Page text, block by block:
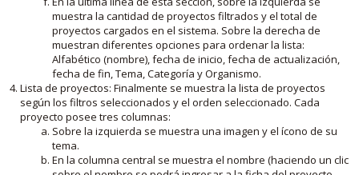
muestra la cantidad de proyectos filtrados y el total de
proyectos cargados en el sistema. Sobre la derecha de
muestran diferentes opciones para ordenar la lista:
Alfabético (nombre), fecha de inicio, fecha de actualización,
fecha de fin, Tema, Categoría y Organismo.
Lista de proyectos: Finalmente se muestra la lista de proyectos
según los filtros seleccionados y el orden seleccionado. Cada
proyecto posee tres columnas:
Sobre la izquierda se muestra una imagen y el ícono de su
tema.
En la columna central se muestra el nombre (haciendo un clic